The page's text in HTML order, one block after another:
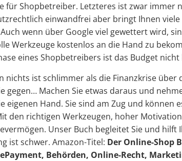
für Shopbetreiber. Letzteres ist zwar immer
einwandfrei aber bringt Ihnen
wenn über Google viel gewettert wird,
Werkzeuge kostenlos an die Hand zu
eines Shopbetreibers ist das Budget
nichts ist schlimmer als die Finanzkrise über
gegen… Machen Sie etwas daraus und
eigenen Hand. Sie sind am Zug und können
den richtigen Werkzeugen, hoher
Unser Buch begleitet Sie und hilft
ist schwer. Amazon-Titel: Der Online-Shop
Behörden, Online-Recht,